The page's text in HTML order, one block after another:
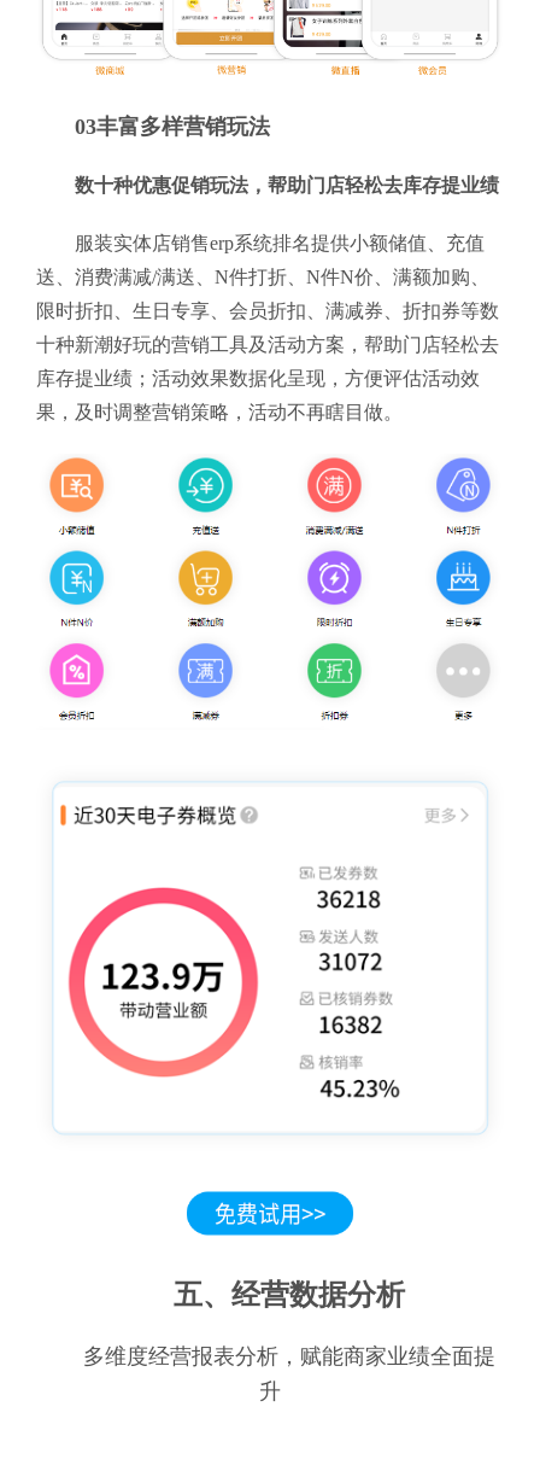
03丰富多样营销玩法
数十种优惠促销玩法，帮助门店轻松去库存提业绩
服装实体店销售erp系统排名提供小额储值、充值
送、消费满减/满送、N件打折、N件N价、满额加购、
限时折扣、生日专享、会员折扣、满减券、折扣券等数
十种新潮好玩的营销工具及活动方案，帮助门店轻松去
库存提业绩；活动效果数据化呈现，方便评估活动效
果，及时调整营销策略，活动不再瞎目做。
五、经营数据分析
多维度经营报表分析，赋能商家业绩全面提
升